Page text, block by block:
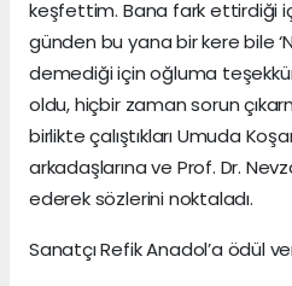
keşfettim. Bana fark ettirdiği
günden bu yana bir kere bile
demediği için oğluma
oldu, hiçbir zaman sorun
birlikte çalıştıkları Umuda
arkadaşlarına ve Prof. Dr.
ederek sözlerini noktaladı.
Sanatçı Refik Anadol’a ödül